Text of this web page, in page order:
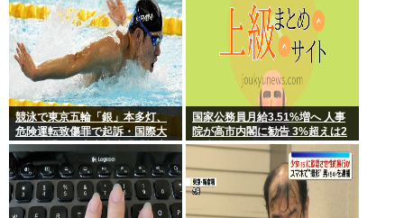
競泳で東京五輪「銀」本多灯、
危険運転致傷罪で起訴・国際大
会を辞退…日本水泳連盟「報告
が遅れお詫び」
国家公務員月給3.51%増へ 人事
院が高市内閣に勧告 3%超えは2
年連続